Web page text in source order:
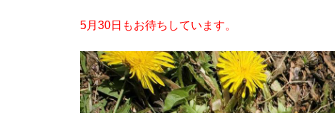
5月30日もお待ちしています。